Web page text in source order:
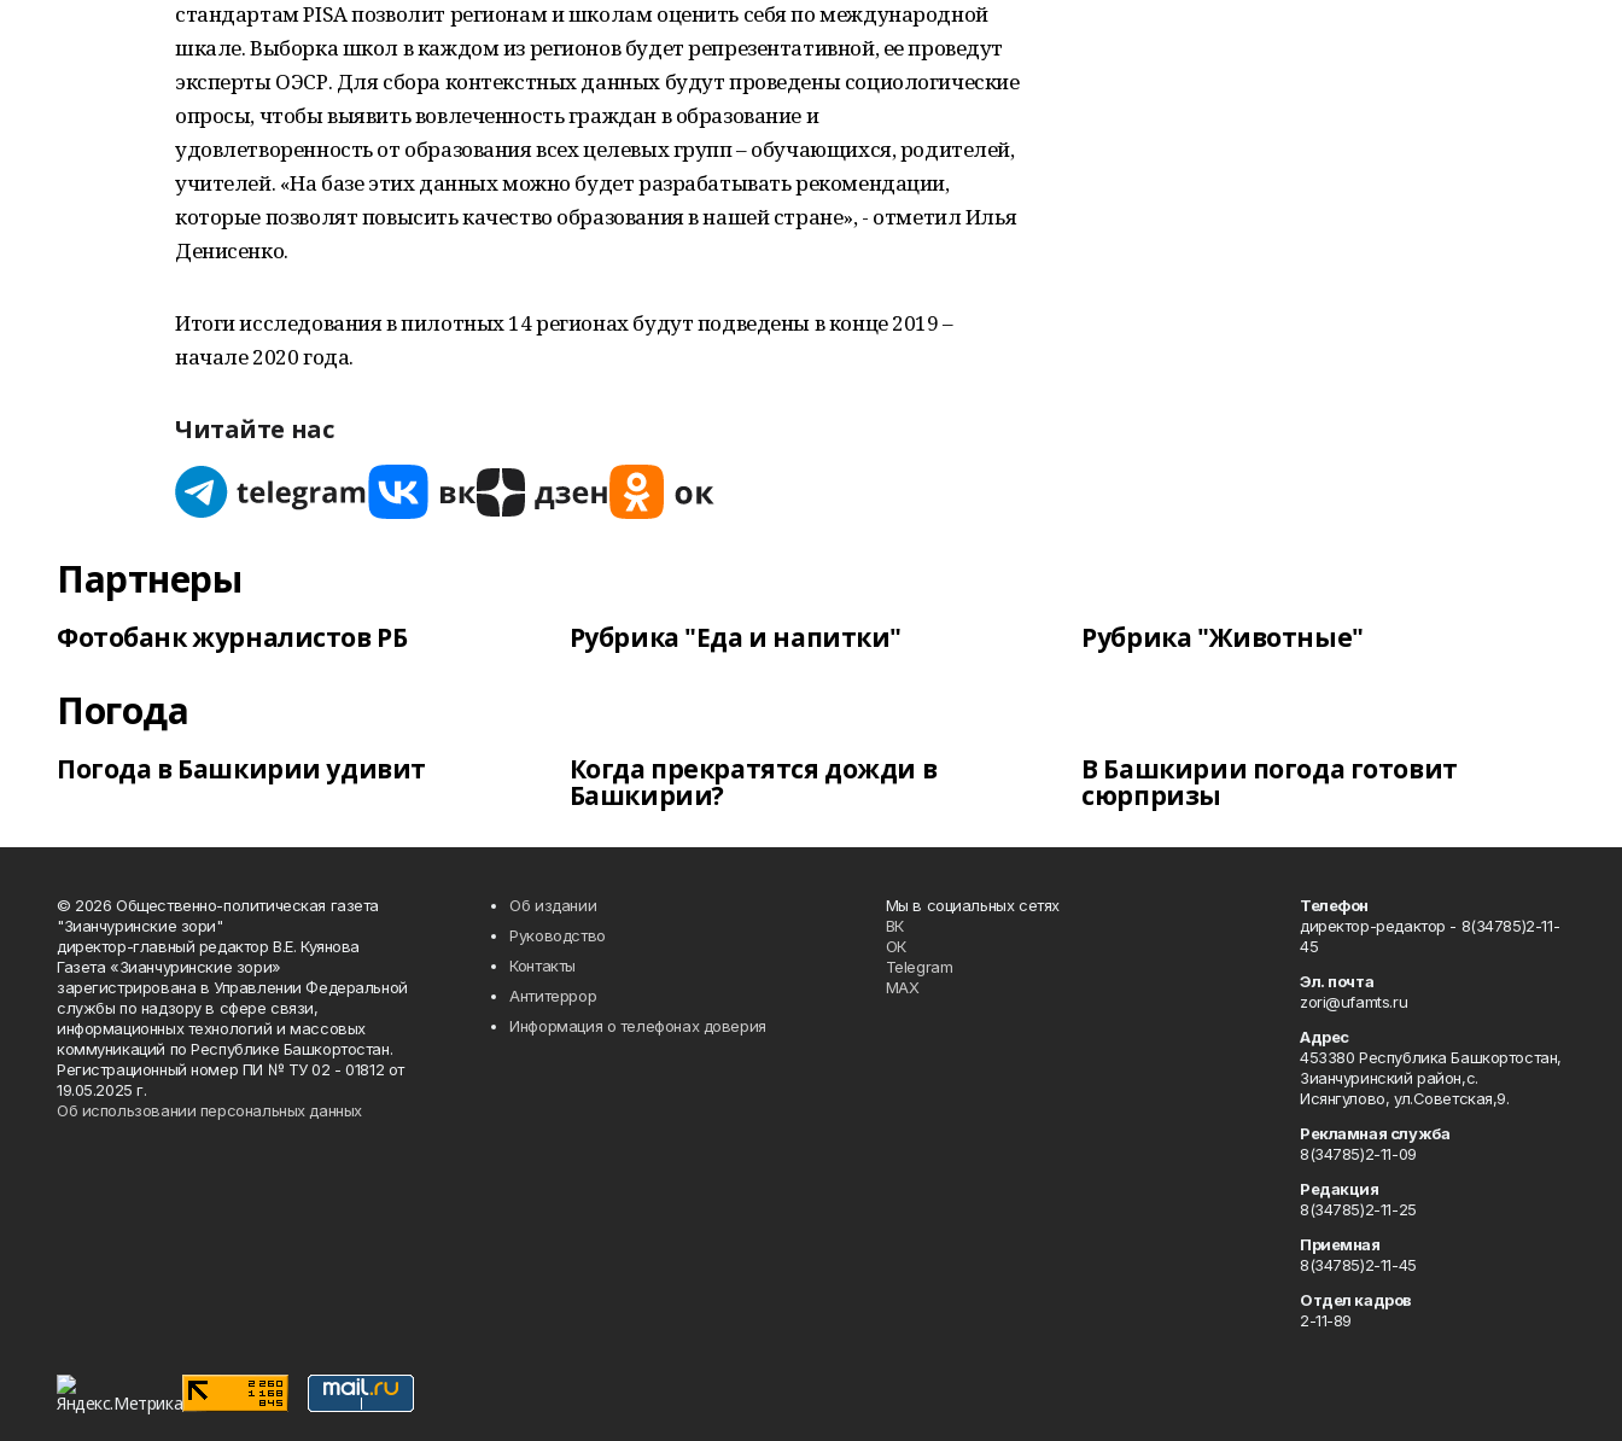
стандартам PISA позволит регионам и школам оценить себя по международной
шкале. Выборка школ в каждом из регионов будет репрезентативной, ее проведут
эксперты ОЭСР. Для сбора контекстных данных будут проведены социологические
опросы, чтобы выявить вовлеченность граждан в образование и
удовлетворенность от образования всех целевых групп – обучающихся, родителей,
учителей. «На базе этих данных можно будет разрабатывать рекомендации,
которые позволят повысить качество образования в нашей стране», - отметил Илья
Денисенко.
Итоги исследования в пилотных 14 регионах будут подведены в конце 2019 –
начале 2020 года.
Читайте нас
Партнеры
Фотобанк журналистов РБ Рубрика "Еда и напитки" Рубрика "Животные"
Погода
Погода в Башкирии удивит Когда прекратятся дожди в
Башкирии?
В Башкирии погода готовит
сюрпризы
© 2026 Общественно-политическая газета
"Зианчуринские зори"
директор-главный редактор В.Е. Куянова
Газета «Зианчуринские зори»
зарегистрирована в Управлении Федеральной
службы по надзору в сфере связи,
информационных технологий и массовых
коммуникаций по Республике Башкортостан.
Регистрационный номер ПИ № ТУ 02 - 01812 от
19.05.2025 г.
Об использовании персональных данных
Об издании
Руководство
Контакты
Антитеррор
Информация о телефонах доверия
Мы в социальных сетях
ВК
ОК
Telegram
MAX
Телефон
директор-редактор - 8(34785)2-11-
45
Эл. почта
zori@ufamts.ru
Адрес
453380 Республика Башкортостан,
Зианчуринский район,с.
Исянгулово, ул.Советская,9.
Рекламная служба
8(34785)2-11-09
Редакция
8(34785)2-11-25
Приемная
8(34785)2-11-45
Отдел кадров
2-11-89